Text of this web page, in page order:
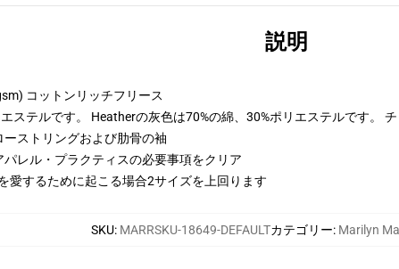
説明
コットンリッチフリース
ステルです。 Heatherの灰色は70%の綿、30%ポリエステルです。
ストリングおよび肋骨の袖
レル・プラクティスの必要事項をクリア
愛するために起こる場合2サイズを上回ります
SKU: MARRSKU-18649-DEFAULTカテゴリー: Marilyn